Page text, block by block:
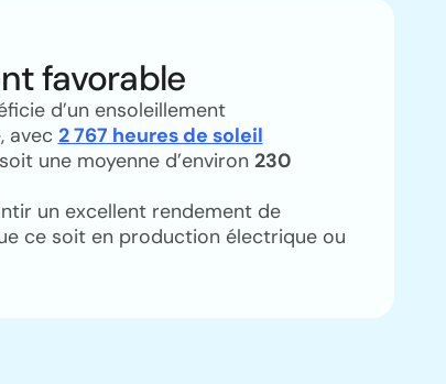
favorable
d’un ensoleillement
avec 2 767 heures de soleil
une moyenne d’environ 230
un excellent rendement de
ce soit en production électrique ou